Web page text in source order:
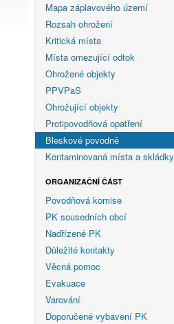
Mapa záplavového území
Rozsah ohrožení
Kritická místa
Místa omezující odtok
Ohrožené objekty
PPVPaS
Ohrožující objekty
Protipovodňová opatření
Bleskové povodně
Kontaminovaná místa a skládky
ORGANIZAČNÍ ČÁST
Povodňová komise
PK sousedních obcí
Nadřízené PK
Důležité kontakty
Věcná pomoc
Evakuace
Varování
Doporučené vybavení PK